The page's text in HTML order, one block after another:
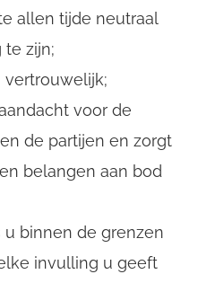
allen tijde neutraal
te zijn;
vertrouwelijk;
voor de
de partijen en zorgt
belangen aan bod
binnen de grenzen
invulling u geeft